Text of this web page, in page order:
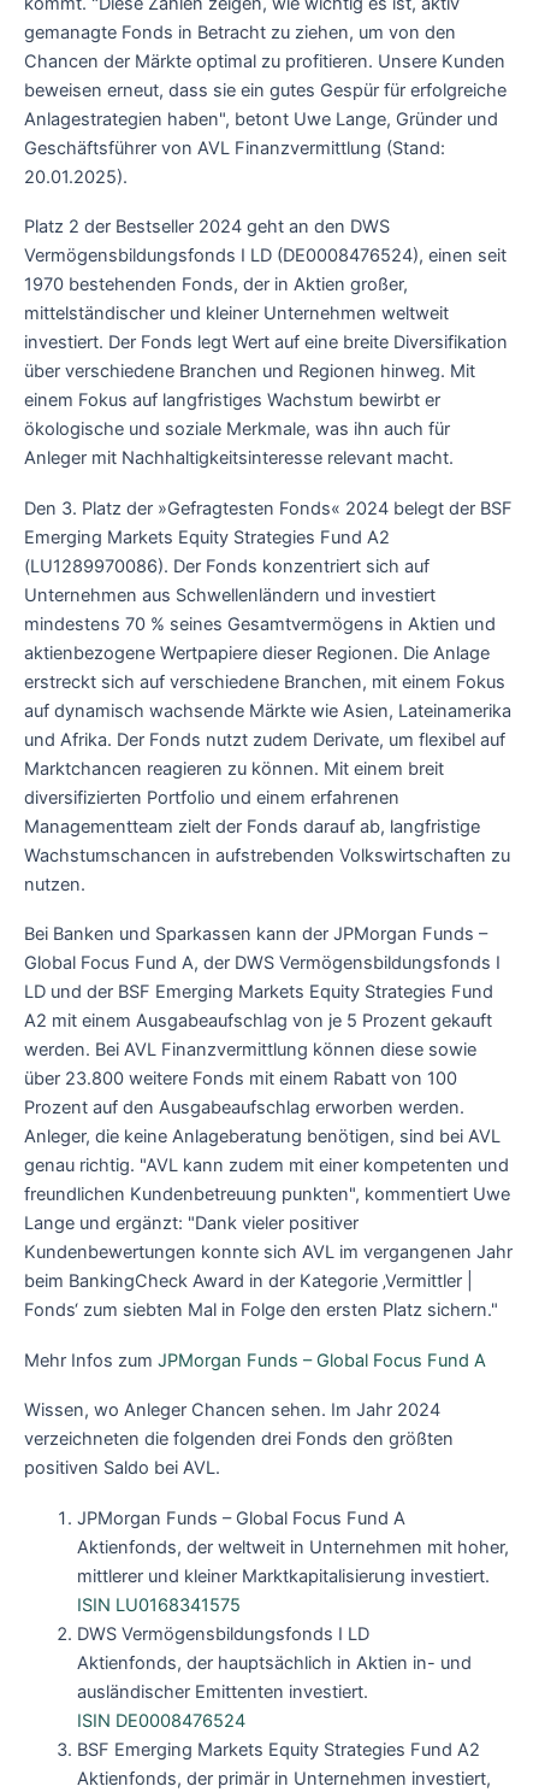
gemanagte Fonds in Betracht zu ziehen, um von den
Chancen der Märkte optimal zu profitieren. Unsere Kunden
beweisen erneut, dass sie ein gutes Gespür für erfolgreiche
Anlagestrategien haben", betont Uwe Lange, Gründer und
Geschäftsführer von AVL Finanzvermittlung (Stand:
20.01.2025).
Platz 2 der Bestseller 2024 geht an den DWS
Vermögensbildungsfonds I LD (DE0008476524), einen seit
1970 bestehenden Fonds, der in Aktien großer,
mittelständischer und kleiner Unternehmen weltweit
investiert. Der Fonds legt Wert auf eine breite Diversifikation
über verschiedene Branchen und Regionen hinweg. Mit
einem Fokus auf langfristiges Wachstum bewirbt er
ökologische und soziale Merkmale, was ihn auch für
Anleger mit Nachhaltigkeitsinteresse relevant macht.
Den 3. Platz der »Gefragtesten Fonds« 2024 belegt der BSF
Emerging Markets Equity Strategies Fund A2
(LU1289970086). Der Fonds konzentriert sich auf
Unternehmen aus Schwellenländern und investiert
mindestens 70 % seines Gesamtvermögens in Aktien und
aktienbezogene Wertpapiere dieser Regionen. Die Anlage
erstreckt sich auf verschiedene Branchen, mit einem Fokus
auf dynamisch wachsende Märkte wie Asien, Lateinamerika
und Afrika. Der Fonds nutzt zudem Derivate, um flexibel auf
Marktchancen reagieren zu können. Mit einem breit
diversifizierten Portfolio und einem erfahrenen
Managementteam zielt der Fonds darauf ab, langfristige
Wachstumschancen in aufstrebenden Volkswirtschaften zu
nutzen.
Bei Banken und Sparkassen kann der JPMorgan Funds –
Global Focus Fund A, der DWS Vermögensbildungsfonds I
LD und der BSF Emerging Markets Equity Strategies Fund
A2 mit einem Ausgabeaufschlag von je 5 Prozent gekauft
werden. Bei AVL Finanzvermittlung können diese sowie
über 23.800 weitere Fonds mit einem Rabatt von 100
Prozent auf den Ausgabeaufschlag erworben werden.
Anleger, die keine Anlageberatung benötigen, sind bei AVL
genau richtig. "AVL kann zudem mit einer kompetenten und
freundlichen Kundenbetreuung punkten", kommentiert Uwe
Lange und ergänzt: "Dank vieler positiver
Kundenbewertungen konnte sich AVL im vergangenen Jahr
beim BankingCheck Award in der Kategorie ‚Vermittler |
Fonds‘ zum siebten Mal in Folge den ersten Platz sichern."
Mehr Infos zum JPMorgan Funds – Global Focus Fund A
Wissen, wo Anleger Chancen sehen. Im Jahr 2024
verzeichneten die folgenden drei Fonds den größten
positiven Saldo bei AVL.
JPMorgan Funds – Global Focus Fund A
Aktienfonds, der weltweit in Unternehmen mit hoher,
mittlerer und kleiner Marktkapitalisierung investiert.
ISIN LU0168341575
DWS Vermögensbildungsfonds I LD
Aktienfonds, der hauptsächlich in Aktien in- und
ausländischer Emittenten investiert.
ISIN DE0008476524
BSF Emerging Markets Equity Strategies Fund A2
Aktienfonds, der primär in Unternehmen investiert,